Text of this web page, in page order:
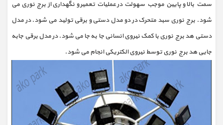
سمت بالا و پایین موجب سهولت در عملیات تعمیر و نگهداری از برج نوری می
شود. برج نوری سبد متحرک در دو مدل دستی و برقی تولید می شود. در مدل
دستی هد برج نوری با کمک نیروی انسانی جا به جا می شود. در مدل برقی جابه
جایی هد برج نوری توسط نیروی الکتریکی انجام می شود.